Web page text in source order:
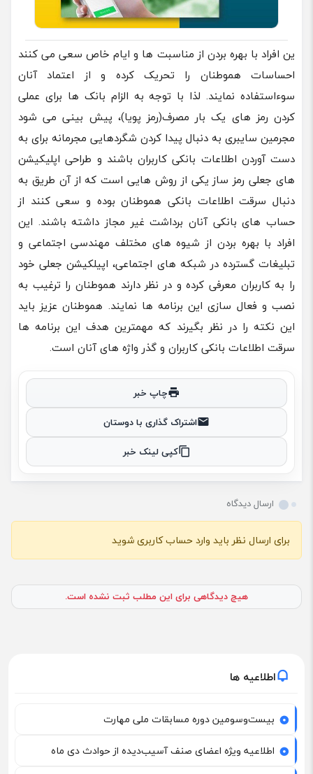
ین افراد با بهره بردن از مناسبت ها و ایام خاص سعی می کنند
احساسات هموطنان را تحریک کرده و از اعتماد آنان
سوءاستفاده نمایند. لذا با توجه به الزام بانک ها برای عملی
کردن رمز های یک بار مصرف(رمز پویا)، پیش بینی می شود
مجرمین سایبری به دنبال پیدا کردن شگردهایی مجرمانه برای به
دست آوردن اطلاعات بانکی کاربران باشند و طراحی اپلیکیشن
های جعلی رمز ساز یکی از روش هایی است که از آن طریق به
دنبال سرقت اطلاعات بانکی هموطنان بوده و سعی کنند از
حساب های بانکی آنان برداشت غیر مجاز داشته باشند. این
افراد با بهره بردن از شیوه های مختلف مهندسی اجتماعی و
تبلیغات گسترده در شبکه های اجتماعی، اپیلکیشن جعلی خود
را به کاربران معرفی کرده و در نظر دارند هموطنان را ترغیب به
نصب و فعال سازی این برنامه ها نمایند. هموطنان عزیز باید
این نکته را در نظر بگیرند که مهمترین هدف این برنامه ها
سرقت اطلاعات بانکی کاربران و گذر واژه های آنان است.
چاپ خبر
اشتراک گذاری با دوستان
کپی لینک خبر
ارسال دیدگاه
برای ارسال نظر باید وارد حساب کاربری شوید
هیچ دیدگاهی برای این مطلب ثبت نشده است.
اطلاعیه ها
بیست‌وسومین دوره مسابقات ملی مهارت
اطلاعیه ویژه اعضای صنف آسیب‌دیده از حوادث دی ماه